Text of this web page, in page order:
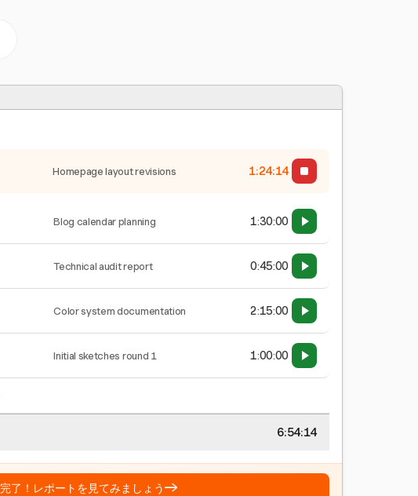
Homepage layout revisions 1:24:15
Blog calendar planning 1:30:00
Technical audit report 0:45:00
Color system documentation 2:15:00
Initial sketches round 1 1:00:00
6:54:15
完了！レポートを見てみましょう→